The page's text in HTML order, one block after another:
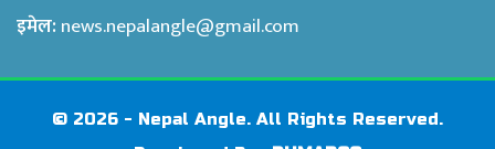
इमेल: news.nepalangle@gmail.com
© 2026 - Nepal Angle. All Rights Reserved.